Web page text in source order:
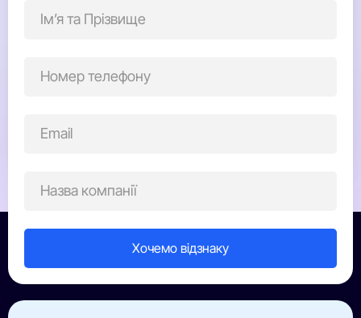
гордістю. Для нас важливо, щоб кожен співробітник
ставати кращими та з ще більшою відданістю
Березнікова Наталія Юріївна